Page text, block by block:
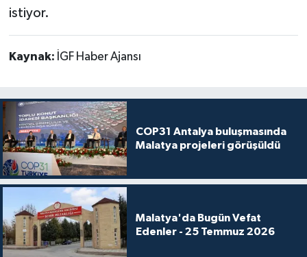
istiyor.
Kaynak: İGF Haber Ajansı
COP31 Antalya buluşmasında
Malatya projeleri görüşüldü
Malatya'da Bugün Vefat
Edenler - 25 Temmuz 2026